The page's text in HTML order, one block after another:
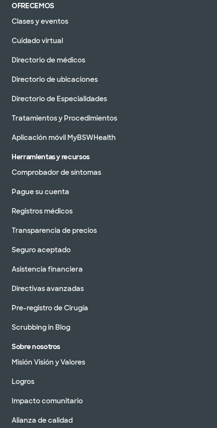
OFRECEMOS
Clases y eventos
Cuidado virtual
Directorio de médicos
Directorio de ubicaciones
Directorio de Especialidades
Tratamientos y Procedimientos
Aplicación móvil MyBSWHealth
Herramientas y recursos
Comprobador de síntomas
Pague su cuenta
Registros médicos
Transparencia de precios
Seguro aceptado
Asistencia financiera
Directivas avanzadas
Pre-registro de Cirugía
Scrubbing in Blog
Sobre nosotros
Misión Visión y Valores
Logros
Impacto comunitario
Alianza de calidad